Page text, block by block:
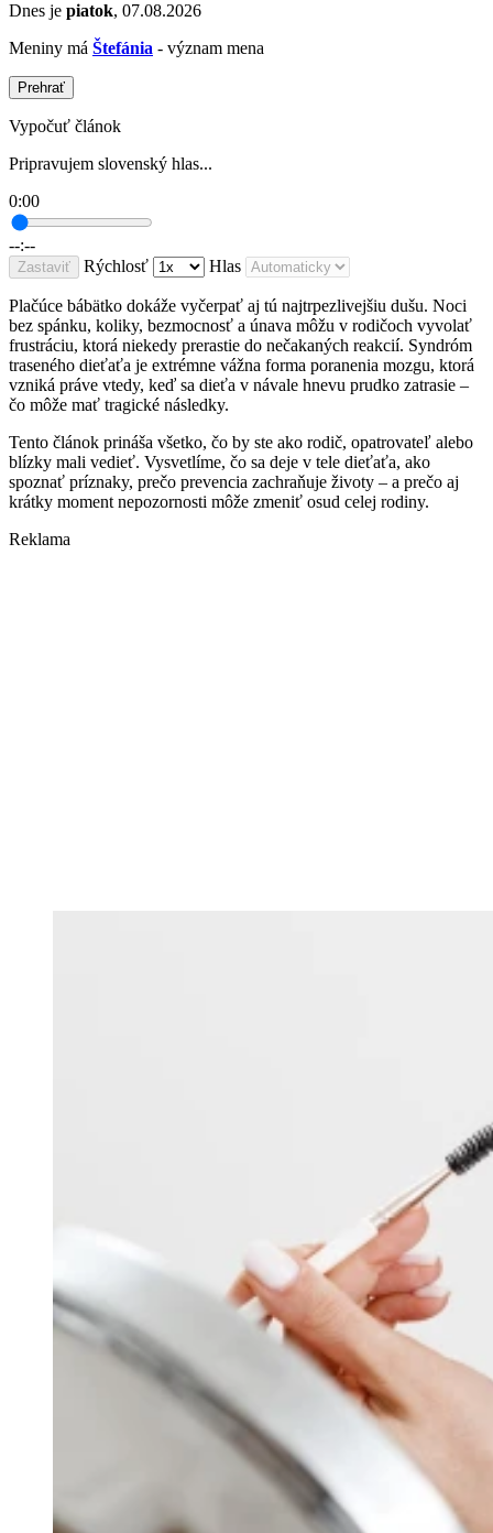
Dnes je piatok, 07.08.2026
Meniny má Štefánia - význam mena
Prehrať
Vypočuť článok
Pripravujem slovenský hlas...
0:00
--:--
Zastaviť Rýchlosť Hlas
Plačúce bábätko dokáže vyčerpať aj tú najtrpezlivejšiu dušu. Noci
bez spánku, koliky, bezmocnosť a únava môžu v rodičoch vyvolať
frustráciu, ktorá niekedy prerastie do nečakaných reakcií. Syndróm
traseného dieťaťa je extrémne vážna forma poranenia mozgu, ktorá
vzniká práve vtedy, keď sa dieťa v návale hnevu prudko zatrasie –
čo môže mať tragické následky.
Tento článok prináša všetko, čo by ste ako rodič, opatrovateľ alebo
blízky mali vedieť. Vysvetlíme, čo sa deje v tele dieťaťa, ako
spoznať príznaky, prečo prevencia zachraňuje životy – a prečo aj
krátky moment nepozornosti môže zmeniť osud celej rodiny.
Reklama